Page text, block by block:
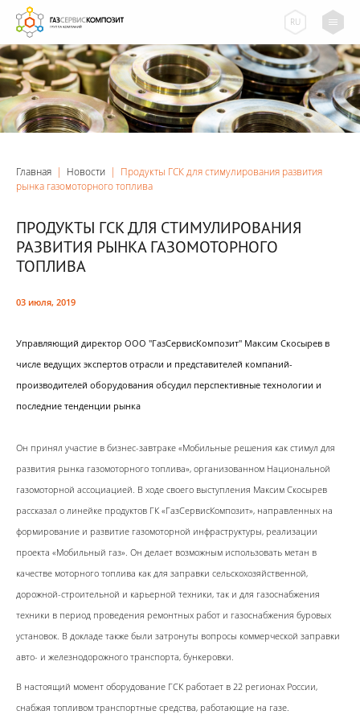
Главная | Новости | Продукты ГСК для стимулирования развития
рынка газомоторного топлива
ПРОДУКТЫ ГСК ДЛЯ СТИМУЛИРОВАНИЯ
РАЗВИТИЯ РЫНКА ГАЗОМОТОРНОГО
ТОПЛИВА
03 июля, 2019
Управляющий директор ООО "ГазСервисКомпозит" Максим Скосырев в
числе ведущих экспертов отрасли и представителей компаний-
производителей оборудования обсудил перспективные технологии и
последние тенденции рынка
Он принял участие в бизнес-завтраке «Мобильные решения как стимул для
развития рынка газомоторного топлива», организованном Национальной
газомоторной ассоциацией. В ходе своего выступления Максим Скосырев
рассказал о линейке продуктов ГК «ГазСервисКомпозит», направленных на
формирование и развитие газомоторной инфраструктуры, реализации
проекта «Мобильный газ». Он делает возможным использовать метан в
качестве моторного топлива как для заправки сельскохозяйственной,
дорожной-строительной и карьерной техники, так и для газоснабжения
техники в период проведения ремонтных работ и газоснабжения буровых
установок. В докладе также были затронуты вопросы коммерческой заправки
авто- и железнодорожного транспорта, бункеровки.
В настоящий момент оборудование ГСК работает в 22 регионах России,
снабжая топливом транспортные средства, работающие на газе.
RU